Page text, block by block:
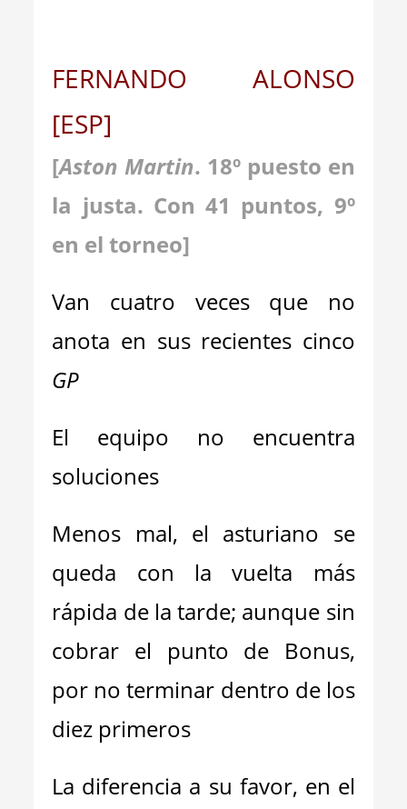
FERNANDO ALONSO
[ESP]
[Aston Martin. 18º puesto en
la justa. Con 41 puntos, 9º
en el torneo]
Van cuatro veces que no
anota en sus recientes cinco
GP
El equipo no encuentra
soluciones
Menos mal, el asturiano se
queda con la vuelta más
rápida de la tarde; aunque sin
cobrar el punto de Bonus,
por no terminar dentro de los
diez primeros
La diferencia a su favor, en el